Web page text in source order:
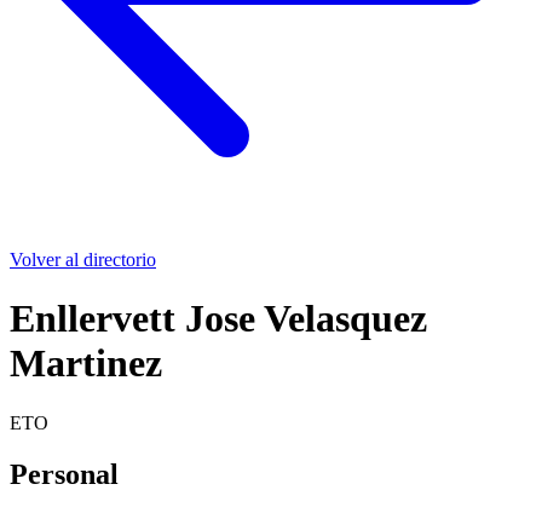
Volver al directorio
Enllervett Jose Velasquez
Martinez
ETO
Personal